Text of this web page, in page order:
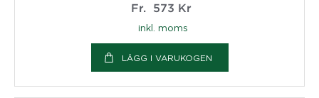
Fr.
573 Kr
inkl. moms
LÄGG I VARUKOGEN